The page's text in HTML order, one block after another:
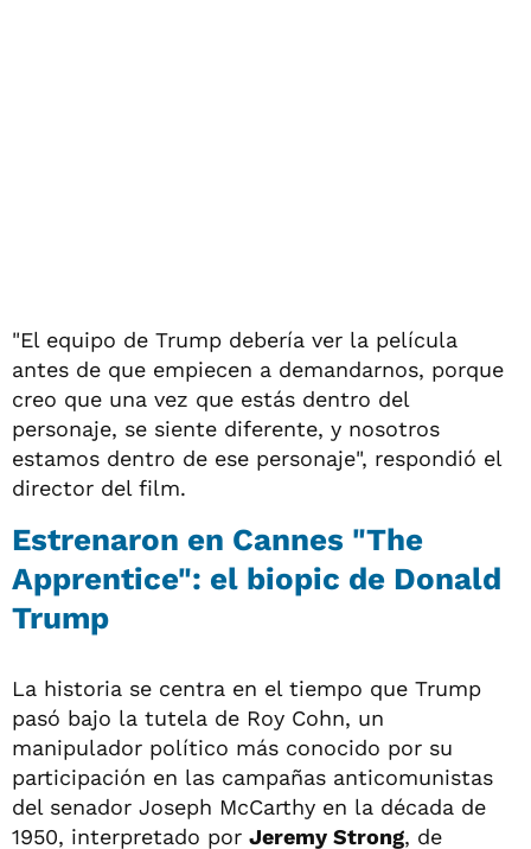
"El equipo de Trump debería ver la película
antes de que empiecen a demandarnos, porque
creo que una vez que estás dentro del
personaje, se siente diferente, y nosotros
estamos dentro de ese personaje", respondió el
director del film.
Estrenaron en Cannes "The
Apprentice": el biopic de Donald
Trump
La historia se centra en el tiempo que Trump
pasó bajo la tutela de Roy Cohn, un
manipulador político más conocido por su
participación en las campañas anticomunistas
del senador Joseph McCarthy en la década de
1950, interpretado por Jeremy Strong, de